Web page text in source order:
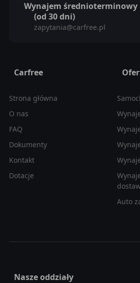
Wynajem średnioterminowy
(od 30 dni)
zapytania@carfree.pl
Carfree
Strona główna
O nas
FAQ
Dokumenty
Kontakt
Dotacje
Auto
Nasze oddziały